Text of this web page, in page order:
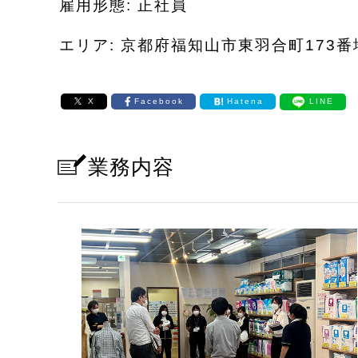
雇用形態: 正社員
エリア: 京都府福知山市東羽合町173番
X Facebook Hatena LINE
業務内容